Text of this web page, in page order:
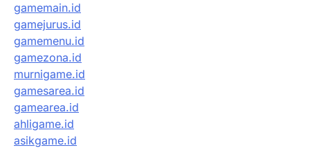
gamemain.id
gamejurus.id
gamemenu.id
gamezona.id
murnigame.id
gamesarea.id
gamearea.id
ahligame.id
asikgame.id